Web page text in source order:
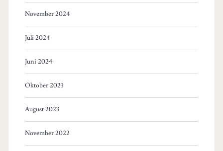
November 2024
Juli 2024
Juni 2024
Oktober 2023
August 2023
November 2022